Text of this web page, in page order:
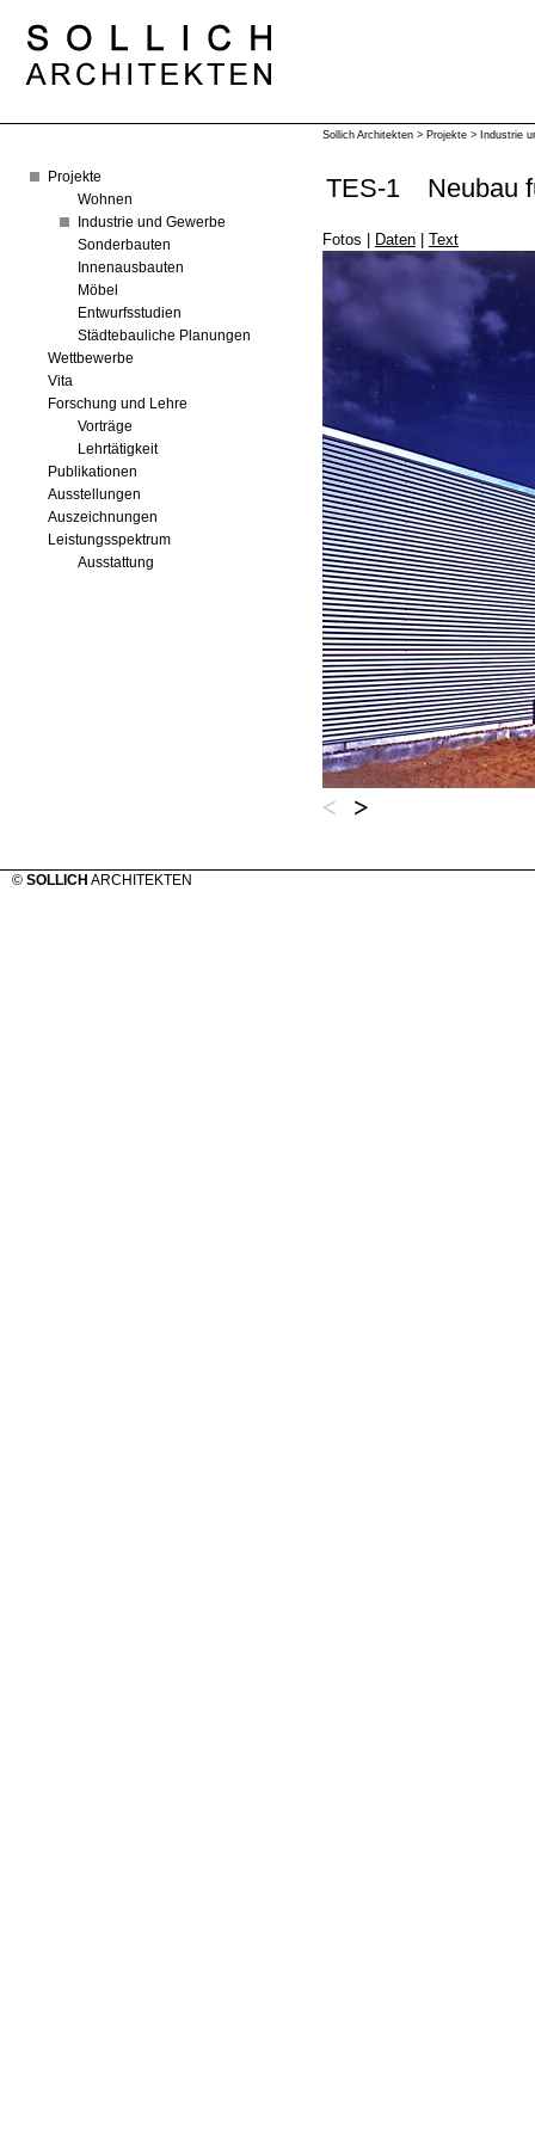
Projekte
Wohnen
Industrie und Gewerbe
Sonderbauten
Innenausbauten
Möbel
Entwurfsstudien
Städtebauliche Planungen
Wettbewerbe
Vita
Forschung und Lehre
Vorträge
Lehrtätigkeit
Publikationen
Ausstellungen
Auszeichnungen
Leistungsspektrum
Ausstattung
Sollich Architekten > Projekte > Industrie
TES-1 Neubau
Fotos Daten Text
© SOLLICH ARCHITEKTEN